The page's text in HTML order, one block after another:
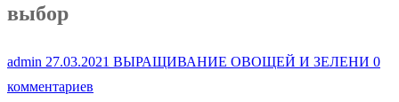
выбор
admin 27.03.2021 ВЫРАЩИВАНИЕ ОВОЩЕЙ И ЗЕЛЕНИ 0
комментариев